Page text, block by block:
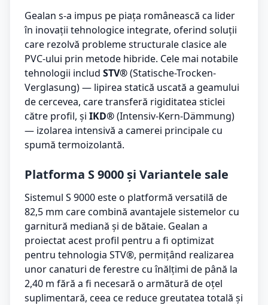
Gealan s-a impus pe piața românească ca lider
în inovații tehnologice integrate, oferind soluții
care rezolvă probleme structurale clasice ale
PVC-ului prin metode hibride. Cele mai notabile
tehnologii includ STV®(Statische-Trocken-
Verglasung) — lipirea statică uscată a geamului
de cercevea, care transferă rigiditatea sticlei
către profil, și IKD®(Intensiv-Kern-Dämmung)
— izolarea intensivă a camerei principale cu
spumă termoizolantă.
Platforma S 9000 și Variantele sale
Sistemul S 9000 este o platformă versatilă de
82,5 mm care combină avantajele sistemelor cu
garnitură mediană și de bătaie. Gealan a
proiectat acest profil pentru a fi optimizat
pentru tehnologia STV®, permițând realizarea
unor canaturi de ferestre cu înălțimi de până la
2,40 m fără a fi necesară o armătură de oțel
suplimentară, ceea ce reduce greutatea totală și